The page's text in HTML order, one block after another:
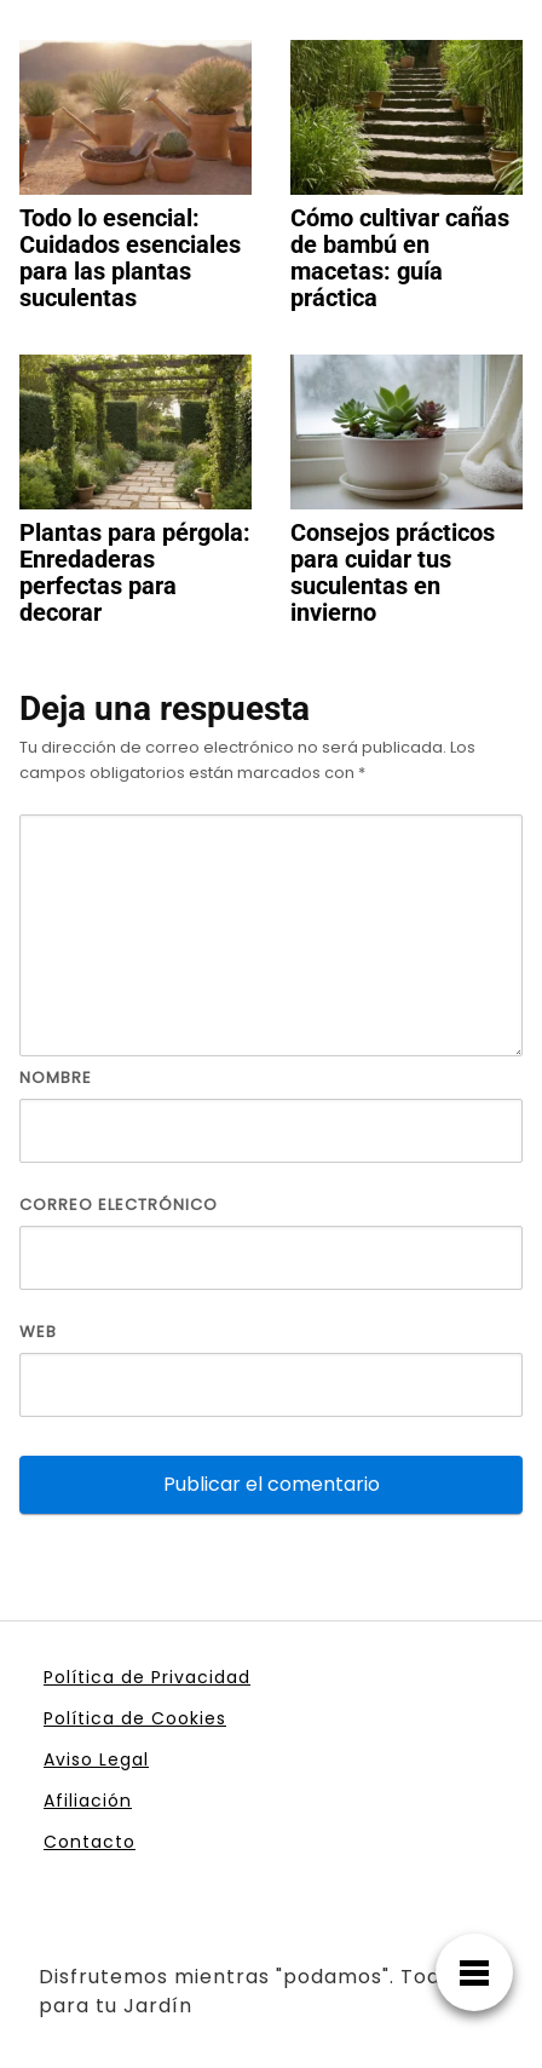
Todo lo esencial:
Cuidados esenciales
para las plantas
suculentas
Cómo cultivar cañas
de bambú en
macetas: guía
práctica
Plantas para pérgola:
Enredaderas
perfectas para
decorar
Consejos prácticos
para cuidar tus
suculentas en
invierno
Deja una respuesta
Tu dirección de correo electrónico no será publicada. Los
campos obligatorios están marcados con *
NOMBRE
CORREO ELECTRÓNICO
WEB
Política de Privacidad
Política de Cookies
Aviso Legal
Afiliación
Contacto
Disfrutemos mientras "podamos". Todo
para tu Jardín